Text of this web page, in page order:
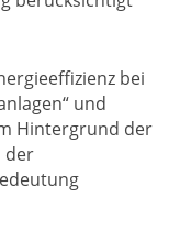
bei
und
Hintergrund der
der